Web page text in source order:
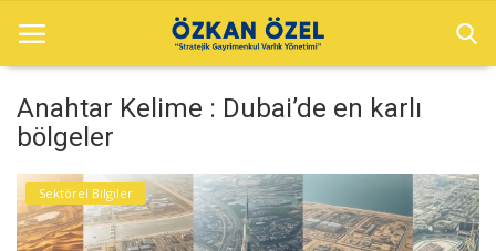
Anasayfa
Dubai Projeler
Sektörel Bilgiler
Anahtar Kelime : Dubai’de en karlı
bölgeler
Sektörel Bilgiler